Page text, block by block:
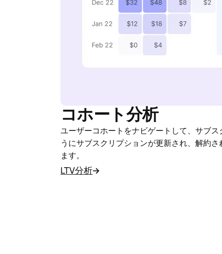
コホート分析
ユーザーコホートをナビゲートして、サブ
うにサブスクリプションが更新され、解約
ます。
LTV分析